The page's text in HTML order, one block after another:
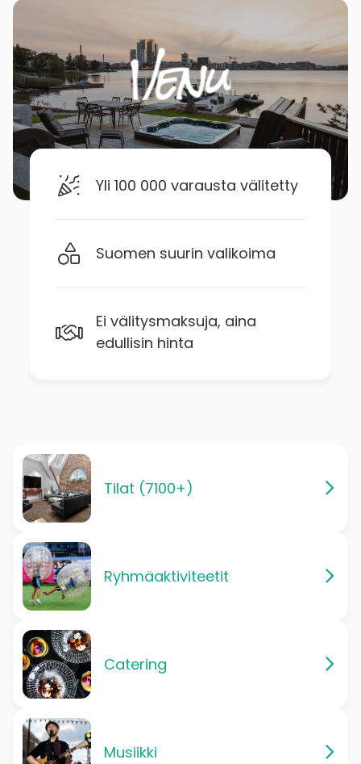
Yli 100 000 varausta välitetty
Suomen suurin valikoima
Ei välitysmaksuja, aina
edullisin hinta
Tilat (7100+)
Ryhmäaktiviteetit
Catering
Musiikki